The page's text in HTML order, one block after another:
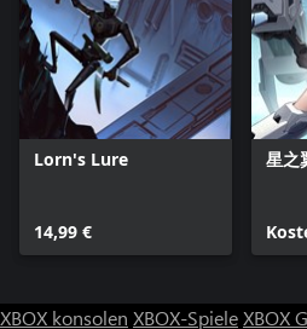
Lorn's Lure
14,99 €
星之
XBOX konsolen XBOX-SpieleXBOX